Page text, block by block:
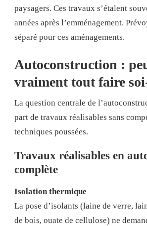
paysagers. Ces travaux s’étalent
années après l’emménagement.
séparé pour ces aménagements.
Autoconstruction :
vraiment tout faire
La question centrale de
part de travaux réalisables sans
techniques poussées.
Travaux réalisables en
complète
Isolation thermique
La pose d’isolants (laine de verre,
de bois, ouate de cellulose) ne